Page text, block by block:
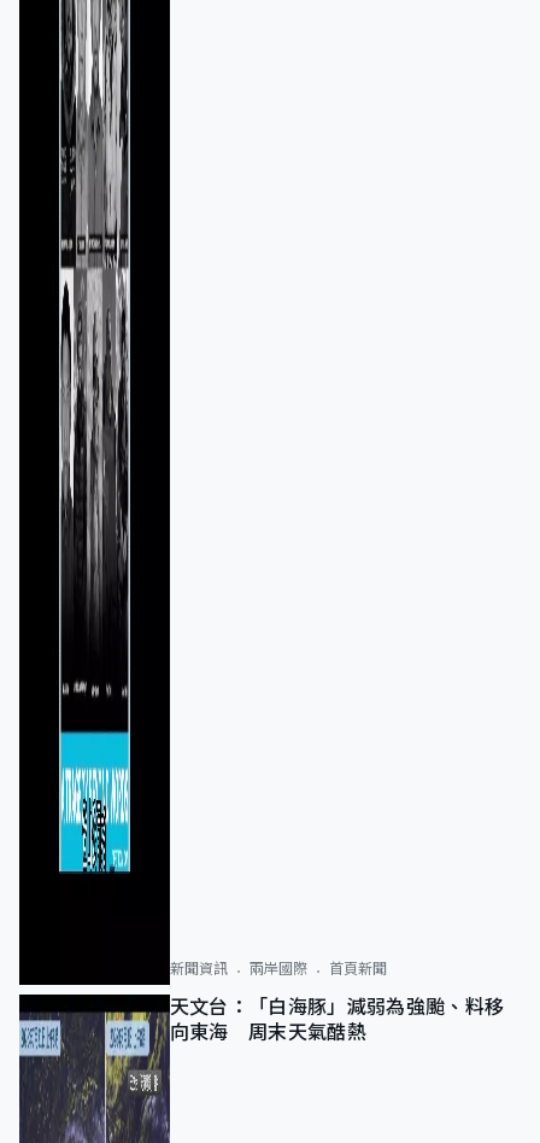
新聞資訊 兩岸國際 首頁新聞
天文台：「白海豚」減弱為強颱、料移
向東海 周末天氣酷熱